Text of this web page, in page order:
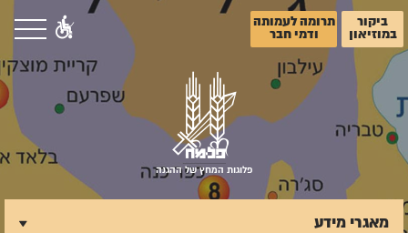
ביקור
במוזיאון
תרומה לעמותה
ודמי חבר
פלוגות המחץ של ההגנה
מאגרי מידע